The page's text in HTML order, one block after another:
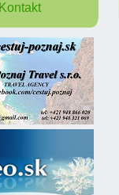
Kontakt